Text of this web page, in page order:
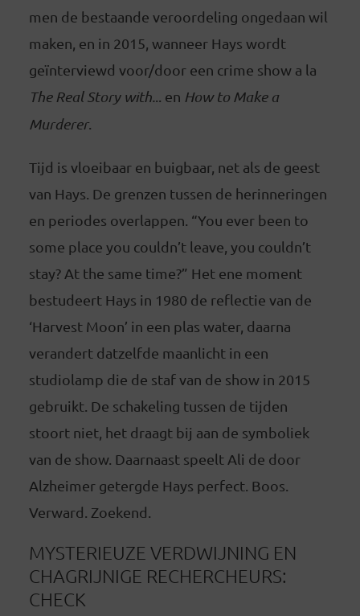
men de bestaande veroordeling ongedaan wil
maken, en in 2015, wanneer Hays wordt
geïnterviewd voor/door een crime show a la
The Real Story with... en How to Make a
Murderer.
Tijd is vloeibaar en buigbaar, net als de geest
van Hays. De grenzen tussen de herinneringen
en periodes overlappen. “You ever been to
some place you couldn’t leave, you couldn’t
stay? At the same time?” Het ene moment
bestudeert Hays in 1980 de reflectie van de
‘Harvest Moon’ in een plas water, daarna
verandert datzelfde maanlicht in een
studiolamp die de staf van de show in 2015
gebruikt. De schakeling tussen de tijden
stoort niet, het draagt bij aan de symboliek
van de show. Daarnaast speelt Ali de door
Alzheimer getergde Hays perfect. Boos.
Verward. Zoekend.
MYSTERIEUZE VERDWIJNING EN
CHAGRIJNIGE RECHERCHEURS:
CHECK